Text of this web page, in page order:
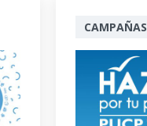
CAMPAÑAS